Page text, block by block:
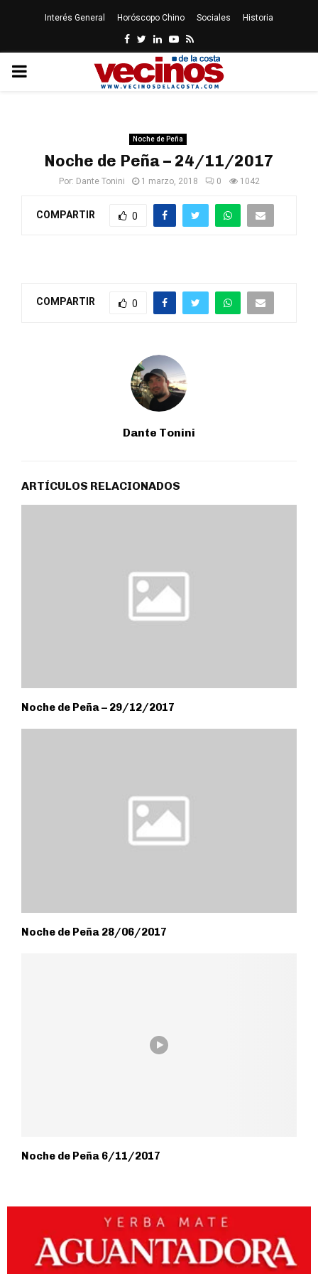
Interés General Horóscopo Chino Sociales Historia
Facebook
Twitter
LinkedinYoutube
Rss
PRIMARY
Noche de Peña
Noche de Peña – 24/11/2017
Por: Dante Tonini 1 marzo, 2018 0 1042
COMPARTIR 0
COMPARTIR 0
Dante Tonini
ARTÍCULOS RELACIONADOS
Noche de Peña – 29/12/2017
Noche de Peña 28/06/2017
Noche de Peña 6/11/2017